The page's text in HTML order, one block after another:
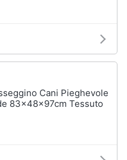
Cani Pieghevole
83x48x97cm Tessuto